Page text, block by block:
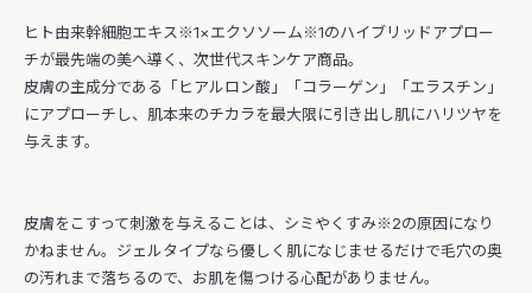
ヒト由来幹細胞エキス※1×エクソソーム※1のハイブリッドアプロー
チが最先端の美へ導く、次世代スキンケア商品。
皮膚の主成分である「ヒアルロン酸」「コラーゲン」「エラスチン」
にアプローチし、肌本来のチカラを最大限に引き出し肌にハリツヤを
与えます。
皮膚をこすって刺激を与えることは、シミやくすみ※2の原因になり
かねません。ジェルタイプなら優しく肌になじませるだけで毛穴の奥
の汚れまで落ちるので、お肌を傷つける心配がありません。